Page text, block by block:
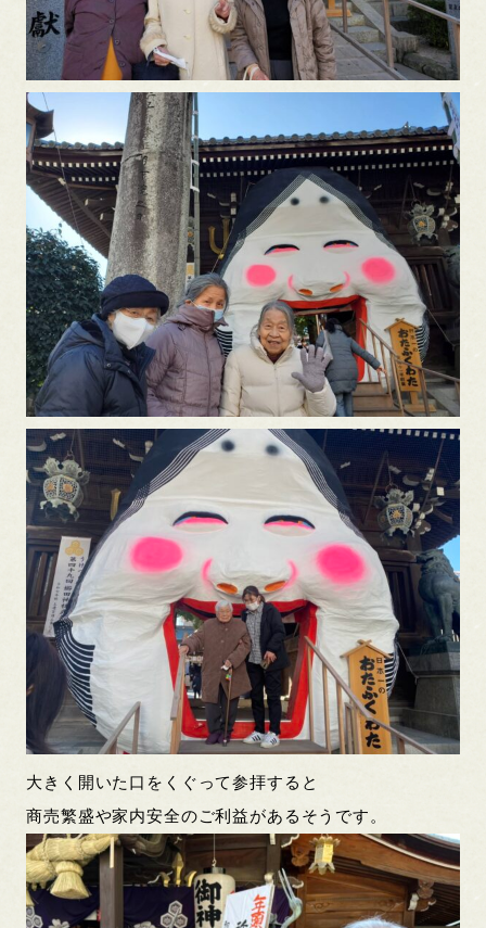
大きく開いた口をくぐって参拝すると
商売繁盛や家内安全のご利益があるそうです。